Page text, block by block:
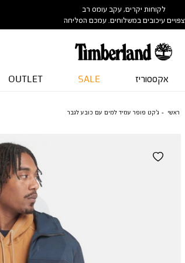
לקוחות יקרים, עקב עומס רב
צפויים עיכובים במשלוחים. עמכם הסליחה
אקססוריז SALE
OUTLET
ראשי ג’קט פופר עמיד למים עם כובע לגבר